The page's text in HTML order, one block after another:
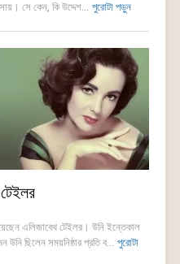
সে কেন, কি উদ্দেশ... পুরোটা পড়ুন
এলিজাবেথ টেইলর। উনি ইন্তেকাল
উনি ছিলেন সময়নিষ্ঠার প্রতি ব... পুরোটা